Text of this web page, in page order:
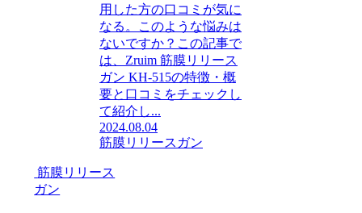
用した方の口コミが気に
なる。このような悩みは
ないですか？この記事で
は、Zruim 筋膜リリース
ガン KH-515の特徴・概
要と口コミをチェックし
て紹介し...
2024.08.04
筋膜リリースガン
筋膜リリース
ガン